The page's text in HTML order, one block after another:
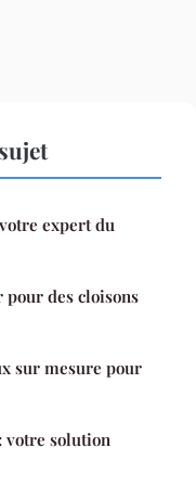
expert du
des cloisons
sur mesure pour
votre solution